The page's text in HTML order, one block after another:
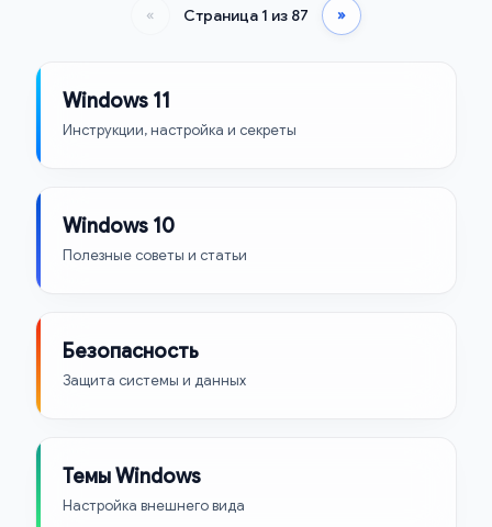
« Страница 1 из 87 »
Windows 11
Инструкции, настройка и секреты
Windows 10
Полезные советы и статьи
Безопасность
Защита системы и данных
Темы Windows
Настройка внешнего вида